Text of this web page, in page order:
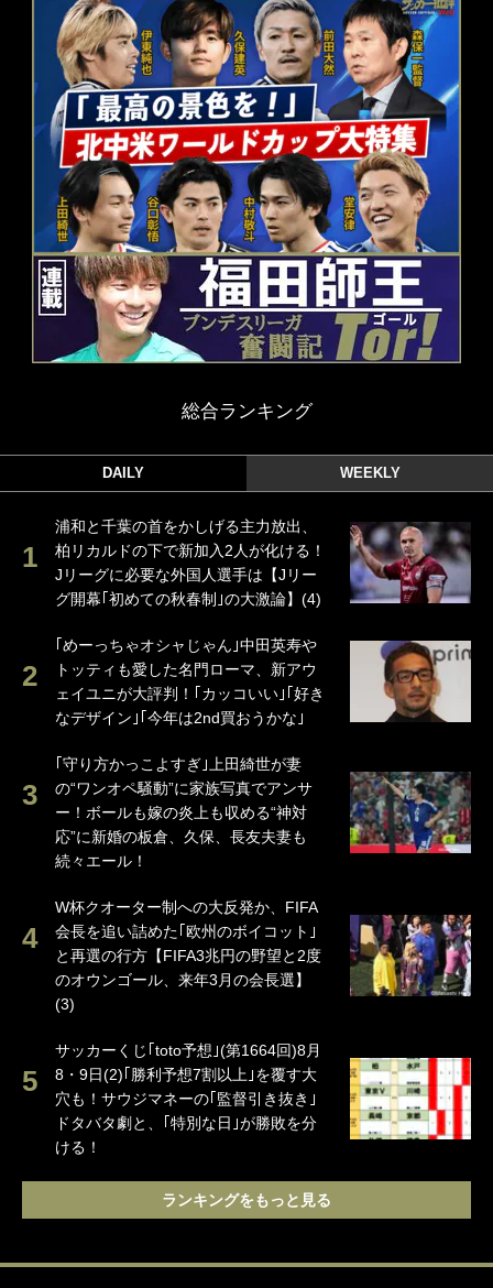
総合ランキング
DAILY WEEKLY
浦和と千葉の首をかしげる主力放出、
柏リカルドの下で新加入2人が化ける！
Jリーグに必要な外国人選手は【Jリー
グ開幕｢初めての秋春制｣の大激論】(4)
｢めーっちゃオシャじゃん｣中田英寿や
トッティも愛した名門ローマ、新アウ
ェイユニが大評判！｢カッコいい｣｢好き
なデザイン｣｢今年は2nd買おうかな｣
｢守り方かっこよすぎ｣上田綺世が妻
の“ワンオペ騒動”に家族写真でアンサ
ー！ボールも嫁の炎上も収める“神対
応”に新婚の板倉、久保、長友夫妻も
続々エール！
W杯クオーター制への大反発か、FIFA
会長を追い詰めた｢欧州のボイコット｣
と再選の行方【FIFA3兆円の野望と2度
のオウンゴール、来年3月の会長選】
(3)
サッカーくじ｢toto予想｣(第1664回)8月
8・9日(2)｢勝利予想7割以上｣を覆す大
穴も！サウジマネーの｢監督引き抜き｣
ドタバタ劇と、｢特別な日｣が勝敗を分
ける！
ランキングをもっと見る